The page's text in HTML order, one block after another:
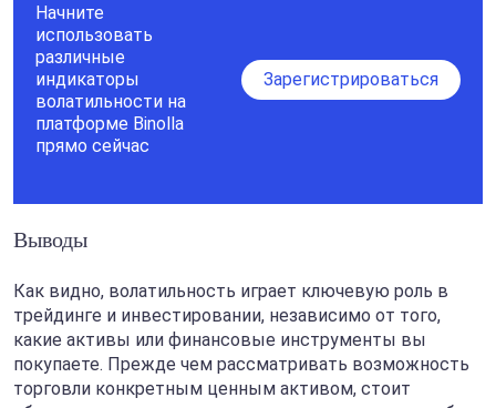
Начните
использовать
различные
индикаторы
волатильности на
платформе Binolla
прямо сейчас
Зарегистрироваться
Выводы
Как видно, волатильность играет ключевую роль в
трейдинге и инвестировании, независимо от того,
какие активы или финансовые инструменты вы
покупаете. Прежде чем рассматривать возможность
торговли конкретным ценным активом, стоит